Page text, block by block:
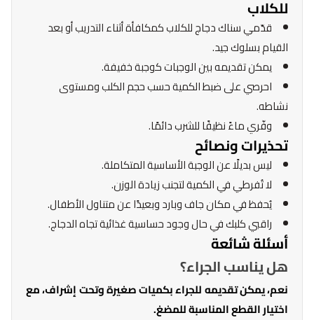
للكلاب
قدّمي سناك دجاج للكلاب كمكافأة أثناء التدريب أو بعد
القيام بسلوك جيد.
يمكن تقديمه بين الوجبات كوجبة خفيفة.
احرصي على ضبط الكمية حسب حجم الكلب ومستوى
نشاطه.
وفّري ماءً نظيفًا للشرب دائمًا.
تحذيرات ونصائح
ليس بديلًا عن الوجبة الأساسية المتكاملة.
لا تُفرطي في الكمية لتجنب زيادة الوزن.
يُحفظ في مكان جاف وبارد وبعيدًا عن متناول الأطفال.
راقبي كلبك في حال وجود حساسية غذائية تجاه الدجاج.
أسئلة شائعة
هل يناسب الجراء؟
نعم، يمكن تقديمه للجراء بكميات صغيرة وتحت إشراف، مع
اختيار القطع المناسبة للمضغ.